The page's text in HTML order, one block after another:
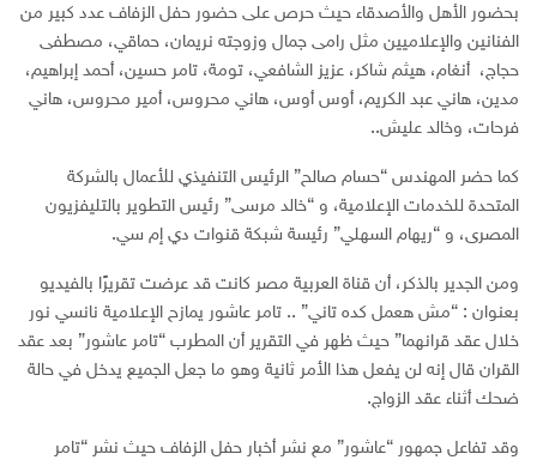
بحضور الأهل والأصدقاء حيث حرص على حضور حفل الزفاف عدد كبير من
الفنانين والإعلاميين مثل رامى جمال وزوجته نريمان، حماقي، مصطفى
حجاج، أنغام، هيثم شاكر، عزيز الشافعي، تومة، تامر حسين، أحمد إبراهيم،
مدين، هاني عبد الكريم، أوس أوس، هاني محروس، أمير محروس، هاني
فرحات، وخالد عليش..
كما حضر المهندس “حسام صالح” الرئيس التنفيذي للأعمال بالشركة
المتحدة للخدمات الإعلامية، و “خالد مرسى” رئيس التطوير بالتليفزيون
المصرى، و “ريهام السهلي” رئيسة شبكة قنوات دي إم سي.
ومن الجدير بالذكر، أن قناة العربية مصر كانت قد عرضت تقريرًا بالفيديو
بعنوان : “مش هعمل كده تاني” .. تامر عاشور يمازح الإعلامية نانسي نور
خلال عقد قرانهما” حيث ظهر في التقرير أن المطرب “تامر عاشور” بعد عقد
القران قال إنه لن يفعل هذا الأمر ثانية وهو ما جعل الجميع يدخل في حالة
ضحك أثناء عقد الزواج.
وقد تفاعل جمهور “عاشور” مع نشر أخبار حفل الزفاف حيث نشر “تامر